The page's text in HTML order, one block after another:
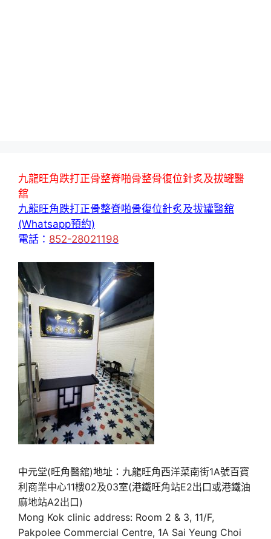
九龍旺角跌打正骨整脊啪骨整骨復位針炙及拔罐醫
舘
九龍旺角跌打正骨整脊啪骨復位針炙及拔罐醫舘
(Whatsapp預約)
電話： 852-28021198
中元堂(旺角醫舘)地址：九龍旺角西洋菜南街1A號百寶
利商業中心11樓02及03室(港鐵旺角站E2出口或港鐵油
麻地站A2出口)
Mong Kok clinic address: Room 2 & 3, 11/F,
Pakpolee Commercial Centre, 1A Sai Yeung Choi